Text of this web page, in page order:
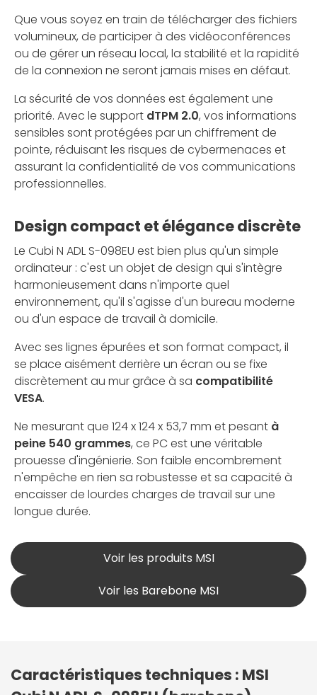
Que vous soyez en train de télécharger des fichiers
volumineux, de participer à des vidéoconférences
ou de gérer un réseau local, la stabilité et la rapidité
de la connexion ne seront jamais mises en défaut.
La sécurité de vos données est également une
priorité. Avec le support dTPM 2.0, vos informations
sensibles sont protégées par un chiffrement de
pointe, réduisant les risques de cybermenaces et
assurant la confidentialité de vos communications
professionnelles.
Design compact et élégance discrète
Le Cubi N ADL S-098EU est bien plus qu'un simple
ordinateur : c'est un objet de design qui s'intègre
harmonieusement dans n'importe quel
environnement, qu'il s'agisse d'un bureau moderne
ou d'un espace de travail à domicile.
Avec ses lignes épurées et son format compact, il
se place aisément derrière un écran ou se fixe
discrètement au mur grâce à sa compatibilité
VESA.
Ne mesurant que 124 x 124 x 53,7 mm et pesant à
peine 540 grammes, ce PC est une véritable
prouesse d'ingénierie. Son faible encombrement
n'empêche en rien sa robustesse et sa capacité à
encaisser de lourdes charges de travail sur une
longue durée.
Voir les produits MSI
Voir les Barebone MSI
Caractéristiques techniques : MSI